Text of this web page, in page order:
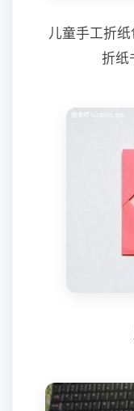
儿童手工折
折纸